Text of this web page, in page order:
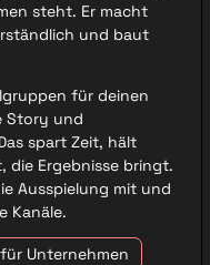
steht. Er macht
und baut
für deinen
Story und
spart Zeit, hält
die Ergebnisse bringt.
Ausspielung mit und
Kanäle.
Unternehmen